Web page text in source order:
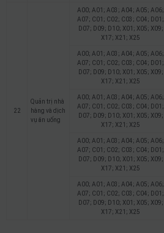
22
Quản trị nhà
hàng và dịch
vụ ăn uống
A00; A01; A03; A04; A05; A06;
A07; C01; C02; C03; C04; D01;
D07; D09; D10; X01; X05; X09;
X17; X21; X25
A00; A01; A03; A04; A05; A06;
A07; C01; C02; C03; C04; D01;
D07; D09; D10; X01; X05; X09;
X17; X21; X25
A00; A01; A03; A04; A05; A06;
A07; C01; C02; C03; C04; D01;
D07; D09; D10; X01; X05; X09;
X17; X21; X25
A00; A01; A03; A04; A05; A06;
A07; C01; C02; C03; C04; D01;
D07; D09; D10; X01; X05; X09;
X17; X21; X25
A00; A01; A03; A04; A05; A06;
A07; C01; C02; C03; C04; D01;
D07; D09; D10; X01; X05; X09;
X17; X21; X25